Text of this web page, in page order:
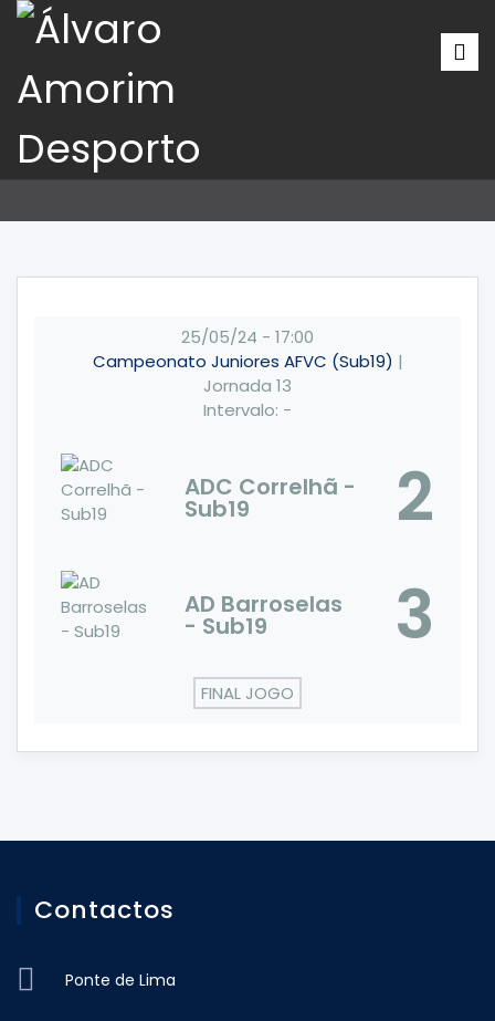
25/05/24 - 17:00
Campeonato Juniores AFVC (Sub19) |
Jornada 13
Intervalo: -
ADC Correlhã -
Sub19 2
AD Barroselas
- Sub19 3
FINAL JOGO
Contactos
Ponte de Lima